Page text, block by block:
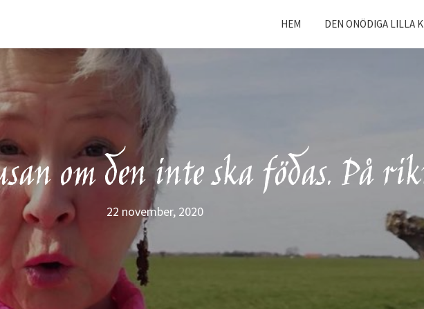
HEM DEN ONÖDIGA LILLA
om den inte ska födas. På
22 november, 2020